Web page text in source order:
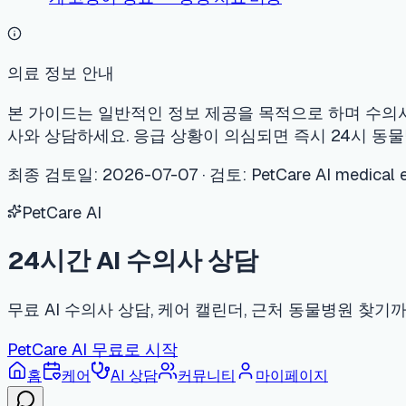
무료 AI 수의사 상담, 케어 캘린더, 근처 동물병원 찾기까지 한
PetCare AI 무료로 시작
홈 케어 AI 상담 커뮤니티 마이페이지